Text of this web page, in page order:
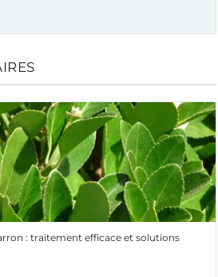
: traitement efficace et solutions